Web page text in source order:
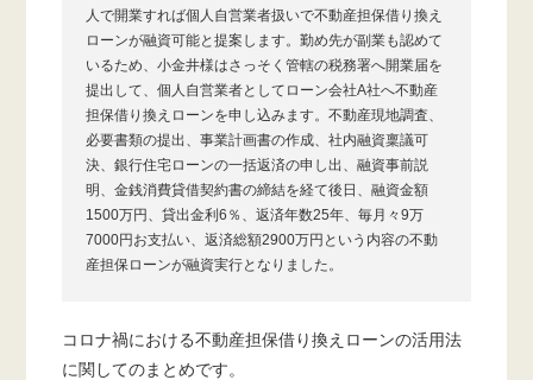
人で開業すれば個人自営業者扱いで不動産担保借り換え
ローンが融資可能と提案します。勤め先が副業も認めて
いるため、小金井様はさっそく管轄の税務署へ開業届を
提出して、個人自営業者としてローン会社A社へ不動産
担保借り換えローンを申し込みます。不動産現地調査、
必要書類の提出、事業計画書の作成、社内融資稟議可
決、銀行住宅ローンの一括返済の申し出、融資事前説
明、金銭消費貸借契約書の締結を経て後日、融資金額
1500万円、貸出金利6％、返済年数25年、毎月々9万
7000円お支払い、返済総額2900万円という内容の不動
産担保ローンが融資実行となりました。
コロナ禍における不動産担保借り換えローンの活用法
に関してのまとめです。